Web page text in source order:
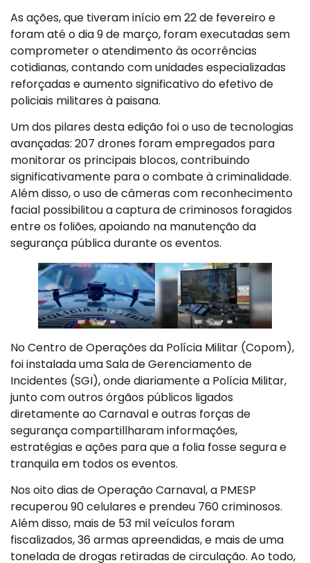
As ações, que tiveram início em 22 de fevereiro e
foram até o dia 9 de março, foram executadas sem
comprometer o atendimento às ocorrências
cotidianas, contando com unidades especializadas
reforçadas e aumento significativo do efetivo de
policiais militares à paisana.
Um dos pilares desta edição foi o uso de tecnologias
avançadas: 207 drones foram empregados para
monitorar os principais blocos, contribuindo
significativamente para o combate à criminalidade.
Além disso, o uso de câmeras com reconhecimento
facial possibilitou a captura de criminosos foragidos
entre os foliões, apoiando na manutenção da
segurança pública durante os eventos.
No Centro de Operações da Polícia Militar (Copom),
foi instalada uma Sala de Gerenciamento de
Incidentes (SGI), onde diariamente a Polícia Militar,
junto com outros órgãos públicos ligados
diretamente ao Carnaval e outras forças de
segurança compartillharam informações,
estratégias e ações para que a folia fosse segura e
tranquila em todos os eventos.
Nos oito dias de Operação Carnaval, a PMESP
recuperou 90 celulares e prendeu 760 criminosos.
Além disso, mais de 53 mil veículos foram
fiscalizados, 36 armas apreendidas, e mais de uma
tonelada de drogas retiradas de circulação. Ao todo,